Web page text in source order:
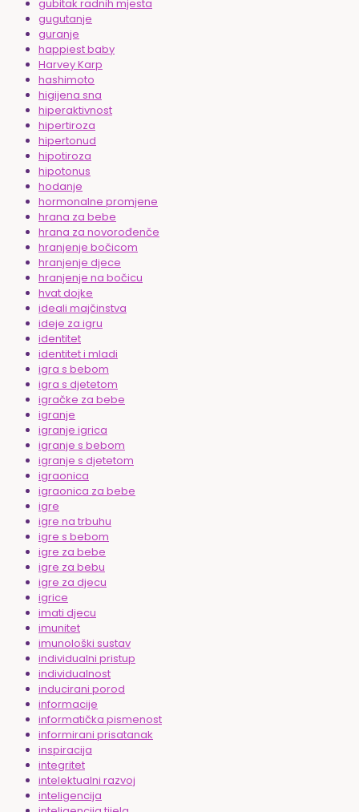
gubitak radnih mjesta
gugutanje
guranje
happiest baby
Harvey Karp
hashimoto
higijena sna
hiperaktivnost
hipertiroza
hipertonud
hipotiroza
hipotonus
hodanje
hormonalne promjene
hrana za bebe
hrana za novorođenče
hranjenje bočicom
hranjenje djece
hranjenje na bočicu
hvat dojke
ideali majčinstva
ideje za igru
identitet
identitet i mladi
igra s bebom
igra s djetetom
igračke za bebe
igranje
igranje igrica
igranje s bebom
igranje s djetetom
igraonica
igraonica za bebe
igre
igre na trbuhu
igre s bebom
igre za bebe
igre za bebu
igre za djecu
igrice
imati djecu
imunitet
imunološki sustav
individualni pristup
individualnost
inducirani porod
informacije
informatička pismenost
informirani prisatanak
inspiracija
integritet
intelektualni razvoj
inteligencija